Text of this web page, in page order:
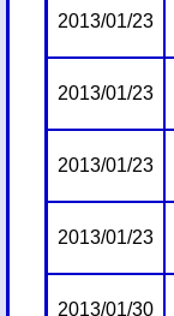
2013/01/23
2013/01/23
2013/01/23
2013/01/23
2013/01/30